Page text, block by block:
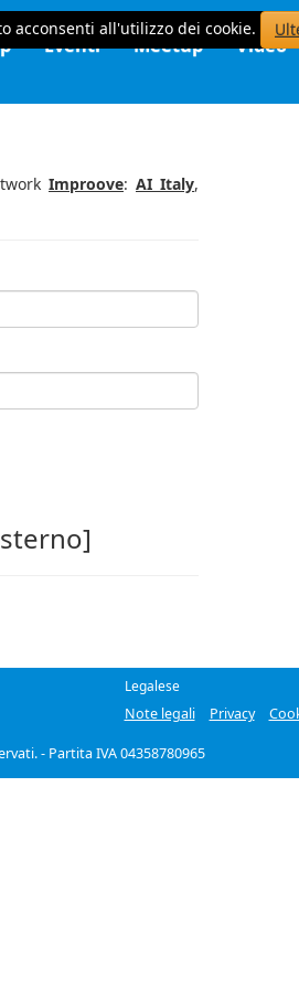
acconsenti all'utilizzo dei cookie.
Eventi Meetup Video
Improove: AI Italy,
Legalese
Note legali
Privacy
- Partita IVA 04358780965